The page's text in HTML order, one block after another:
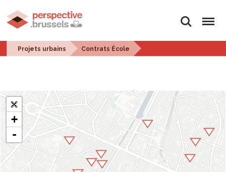
Rechercher
Menu
Projets urbains Contrats École
+
-